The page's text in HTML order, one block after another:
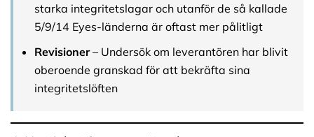
starka integritetslagar och utanför de så kallade
5/9/14 Eyes-länderna är oftast mer pålitligt
Revisioner– Undersök om leverantören har blivit
oberoende granskad för att bekräfta sina
integritetslöften